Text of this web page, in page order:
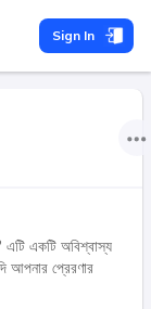
Sign In
একটি অবিশ্বাস্য
আপনার প্রেরণার